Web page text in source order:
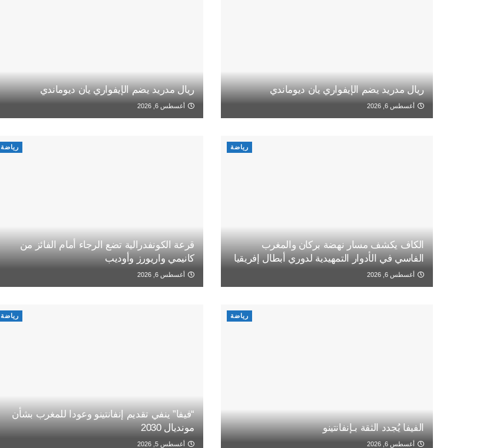
ريال مدريد يضم الإيفواري يان ديوماندي
أغسطس 6, 2026
ريال مدريد يضم الإيفواري يان ديوماندي
أغسطس 6, 2026
رياضة
الكاف يكشف مسار نهضة بركان والمغرب
الفاسي في الأدوار التمهيدية لدوري أبطال إفريقيا
أغسطس 6, 2026
رياضة
قرعة الكونفدرالية تضع الرجاء أمام الفائز من
كانيمي واريورز وأوديب
أغسطس 6, 2026
رياضة
الفيفا يُجدد الثقة بـإنفانتينو
أغسطس 6, 2026
رياضة
“فيفا” ينفي تقديم إنفانتينو وعودا للمغرب بشأن
مونديال 2030
أغسطس 5, 2026